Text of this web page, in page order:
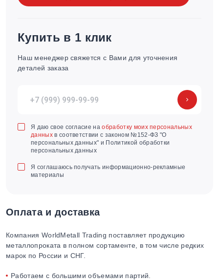
Купить в 1 клик
Наш менеджер свяжется с Вами для уточнения
деталей заказа
Я даю свое согласие наобработку моих персональных
данныхв соответствии с законом №152-ФЗ "О
персональных данных" и Политикой обработки
персональных данных
Я соглашаюсь получать информационно-рекламные
материалы
Оплата и доставка
Компания WorldMetall Trading поставляет продукцию
металлопроката в полном сортаменте, в том числе редких
марок по России и СНГ.
Работаем с большими объемами партий.